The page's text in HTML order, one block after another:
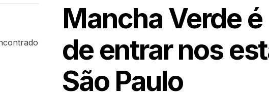
Mancha Verde
de entrar nos
São Paulo